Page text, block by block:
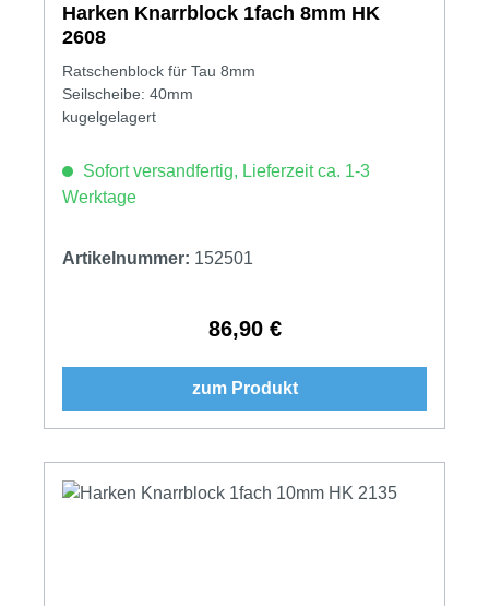
Harken Knarrblock 1fach 8mm HK
2608
Ratschenblock für Tau 8mm
Seilscheibe: 40mm
kugelgelagert
Sofort versandfertig, Lieferzeit ca. 1-3
Werktage
Artikelnummer: 152501
Regulärer Preis:
86,90 €
zum Produkt